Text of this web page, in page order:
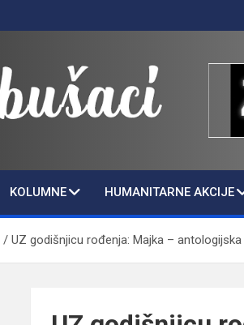
KOLUMNE HUMANITARNE AKCIJE
UZ godišnjicu rođenja: Majka –